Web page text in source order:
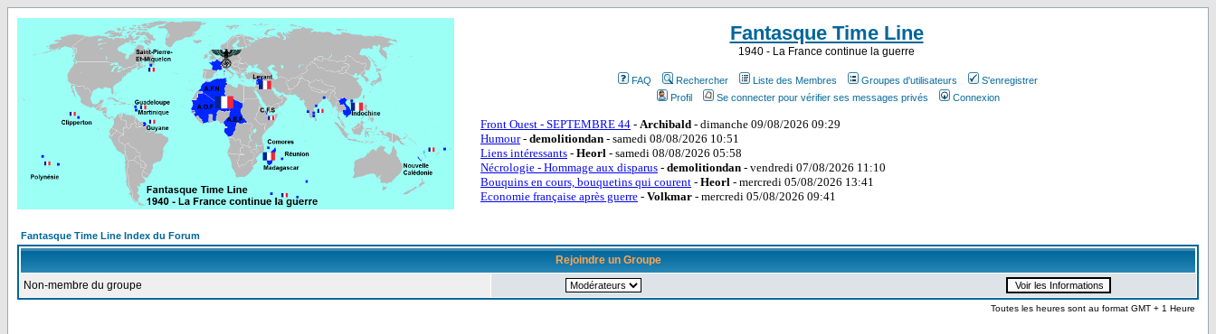
Fantasque Time Line
1940 - La France continue la guerre
FAQ Rechercher Liste des Membres Groupes d'utilisateurs
S'enregistrer
Profil
Se connecter pour vérifier ses messages privés Connexion
Fantasque Time Line Index du Forum
Rejoindre un Groupe
Non-membre du groupe
Toutes les heures sont au format GMT + 1 Heure